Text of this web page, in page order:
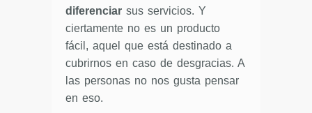
diferenciar sus servicios. Y
ciertamente no es un producto
fácil, aquel que está destinado a
cubrirnos en caso de desgracias. A
las personas no nos gusta pensar
en eso.